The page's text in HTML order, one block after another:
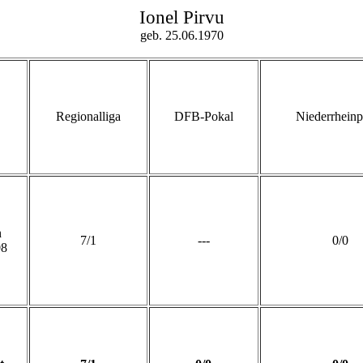
Ionel Pirvu
geb. 25.06.1970
Regionalliga DFB-Pokal
7/1 --- 0/0